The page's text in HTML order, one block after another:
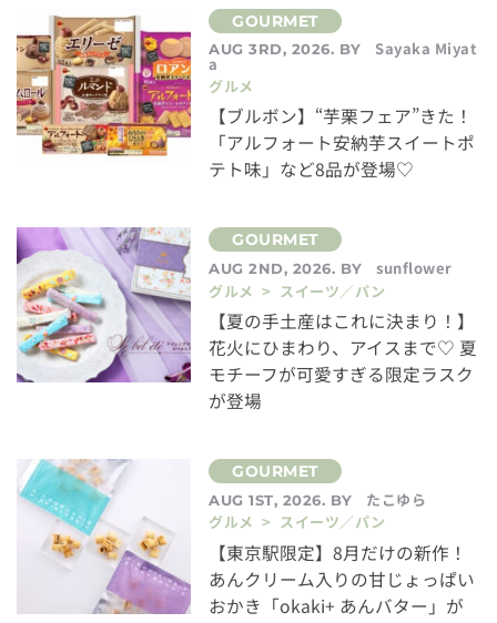
AUG 3RD, 2026. BY Sayaka Miyat
a
グルメ
【ブルボン】“芋栗フェア”きた！
「アルフォート安納芋スイートポ
テト味」など8品が登場♡
AUG 2ND, 2026. BY
sunflower
グルメ > スイーツ／パン
【夏の手土産はこれに決まり！】
花火にひまわり、アイスまで♡ 夏
モチーフが可愛すぎる限定ラスク
が登場
AUG 1ST, 2026. BY
たこゆら
グルメ > スイーツ／パン
【東京駅限定】8月だけの新作！
あんクリーム入りの甘じょっぱい
おかき「okaki+ あんバター」が